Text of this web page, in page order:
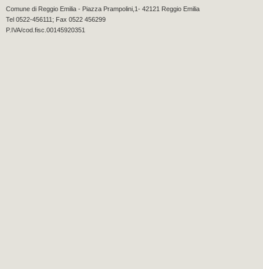
Comune di Reggio Emilia - Piazza Prampolini,1- 42121 Reggio Emilia
Tel 0522-456111; Fax 0522 456299
P.IVA/cod.fisc.00145920351